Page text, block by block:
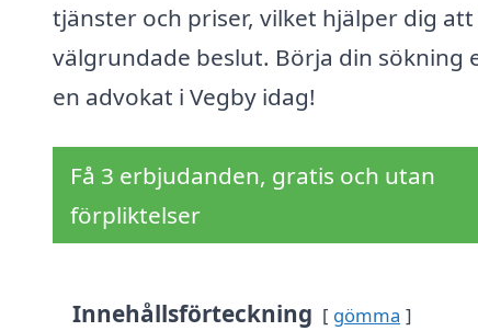
tjänster och priser, vilket hjälper dig
välgrundade beslut. Börja din sökning
en advokat i Vegby idag!
Få 3 erbjudanden, gratis och utan
förpliktelser
Innehållsförteckning gömma